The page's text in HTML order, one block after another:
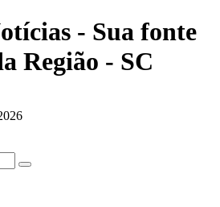
- Sua fonte
Região - SC